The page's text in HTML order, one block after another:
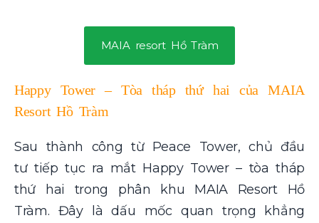
MAIA resort Hồ Tràm
Happy Tower – Tòa tháp thứ hai của MAIA
Resort Hồ Tràm
Sau thành công từ Peace Tower, chủ đầu
tư tiếp tục ra mắt Happy Tower – tòa tháp
thứ hai trong phân khu MAIA Resort Hồ
Tràm. Đây là dấu mốc quan trọng khẳng